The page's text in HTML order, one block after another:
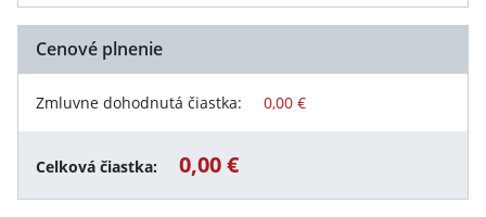
Cenové plnenie
Zmluvne dohodnutá čiastka: 0,00 €
Celková čiastka: 0,00 €